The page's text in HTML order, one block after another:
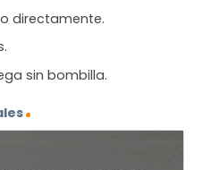
directamente.
sin bombilla.